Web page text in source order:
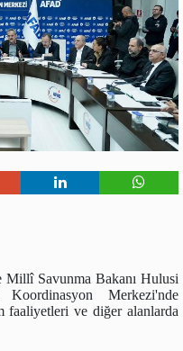
Savunma Bakanı Hulusi
Merkezi'nde
faaliyetleri ve diğer alanlarda